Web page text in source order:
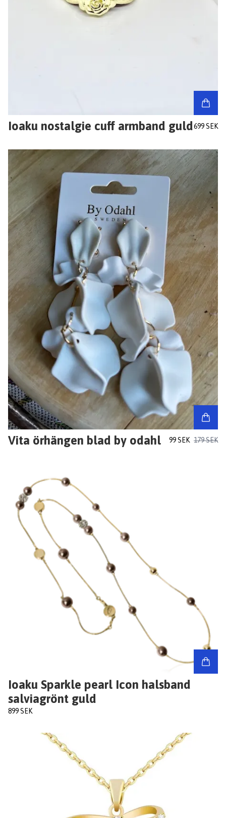
Ioaku nostalgie cuff armband guld699 SEK
Vita örhängen blad by odahl 99 SEK 179 SEK
Ioaku Sparkle pearl Icon halsband
salviagrönt guld
899 SEK